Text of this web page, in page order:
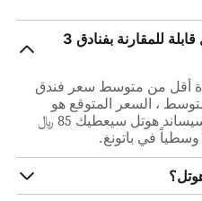
هل الأسعار في سانسيساند هوتل قابلة للمقارنة بفنادق 3
أقل من متوسط ​​سعر فندق
، السعر المتوقع هو
137 ﷼ في الليلة في باتونغ. سانسيساند هوتل سيعطيك 85 ﷼